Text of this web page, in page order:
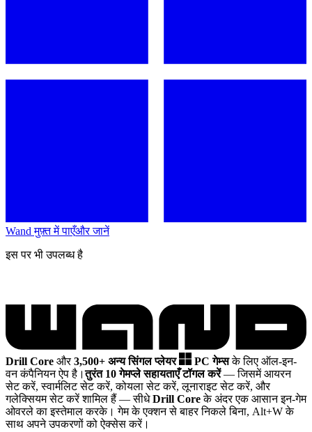
Wand मुफ़्त में पाएँऔर जानें
इस पर भी उपलब्ध है
Drill Core और3,500+ अन्य सिंगल प्लेयर PC गेम्सके लिए ऑल-इन-
वन कंपैनियन ऐप है।तुरंत 10 गेमप्ले सहायताएँ टॉगल करें— जिसमें आयरन
सेट करें, स्वार्मलिट सेट करें, कोयला सेट करें, लूनाराइट सेट करें, और
गलेक्सियम सेट करें शामिल हैं — सीधेDrill Coreके अंदर एक आसान इन-गेम
ओवरले का इस्तेमाल करके। गेम के एक्शन से बाहर निकले बिना, Alt+W के
साथ अपने उपकरणों को ऐक्सेस करें।